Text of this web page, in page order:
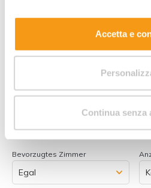
estesa sui cookie.
Accetta e
Continua senza
Anzahl Erwachsene
Bevorzugtes Zimmer